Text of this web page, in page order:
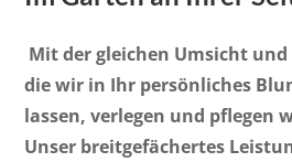
Mit der gleichen Umsicht
die wir in Ihr persönliches
lassen, verlegen und pflegen
Unser breitgefächertes